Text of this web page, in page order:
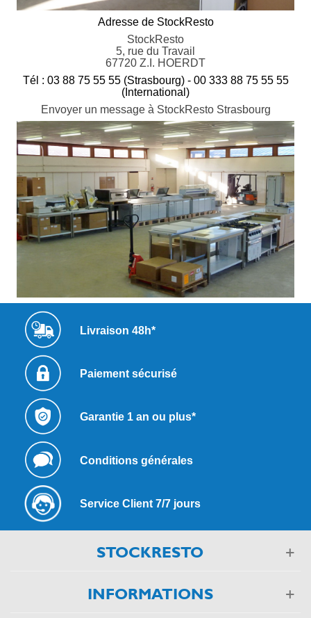
Adresse de StockResto
StockResto
5, rue du Travail
67720 Z.I. HOERDT
Tél : 03 88 75 55 55 (Strasbourg) - 00 333 88 75 55 55
(International)
Envoyer un message à StockResto Strasbourg
Livraison 48h*
Paiement sécurisé
Garantie 1 an ou plus*
Conditions générales
Service Client 7/7 jours
STOCKRESTO
INFORMATIONS